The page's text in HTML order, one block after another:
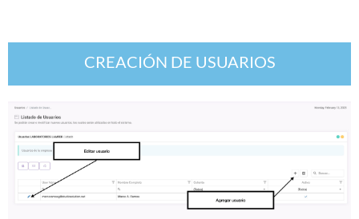
CREACIÓN DE USUARIOS